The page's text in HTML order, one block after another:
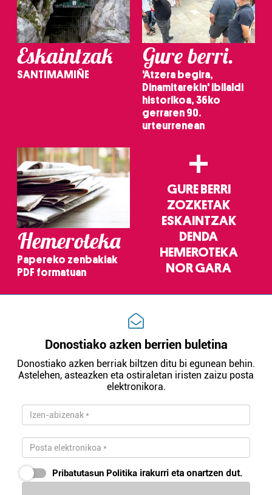
Eskaintzak
SANTIMAMIÑE
Gure berri.
'Atzera begira,
Dinamitarekin' ibilaldi
historikoa, 36ko
gerraren 90.
urteurrenean
Hemeroteka
Papereko zenbakiak
PDF formatuan
+
GURE BERRI
ZOZKETAK
ESKAINTZAK
DENDA
HEMEROTEKA
NOR GARA
Donostiako azken berrien buletina
Donostiako azken berriak biltzen ditu bi egunean behin.
Astelehen, asteazken eta ostiraletan iristen zaizu posta
elektronikora.
Pribatutasun Politika irakurri eta onartzen dut.